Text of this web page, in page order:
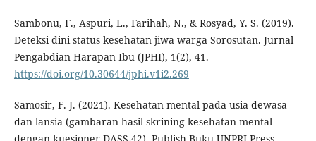
Sambonu, F., Aspuri, L., Farihah, N., & Rosyad, Y. S. (2019).
Deteksi dini status kesehatan jiwa warga Sorosutan. Jurnal
Pengabdian Harapan Ibu (JPHI), 1(2), 41.
https://doi.org/10.30644/jphi.v1i2.269
Samosir, F. J. (2021). Kesehatan mental pada usia dewasa
dan lansia (gambaran hasil skrining kesehatan mental